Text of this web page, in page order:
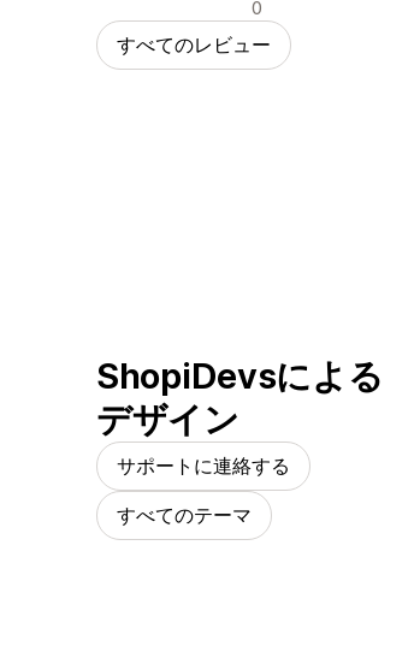
0
すべてのレビュー
ShopiDevsによる
デザイン
サポートに連絡する
すべてのテーマ